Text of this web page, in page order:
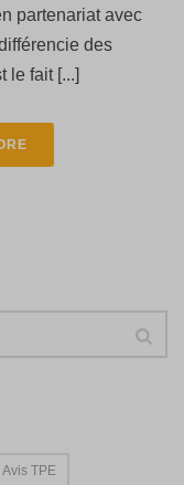
partenariat avec
des
le fait [...]
Avis TPE